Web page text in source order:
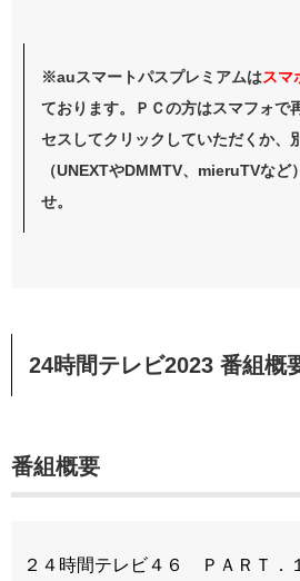
※auスマートパスプレミアムはスマ
ております。ＰＣの方はスマフォで
セスしてクリックしていただくか、
（UNEXTやDMMTV、mieruTVなど
せ。
24時間テレビ2023 番組概
番組概要
２４時間テレビ４６ ＰＡＲＴ．